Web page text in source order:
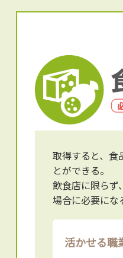
取得すると、食
とができる。
飲食店に限らず
場合に必要にな
活かせる職